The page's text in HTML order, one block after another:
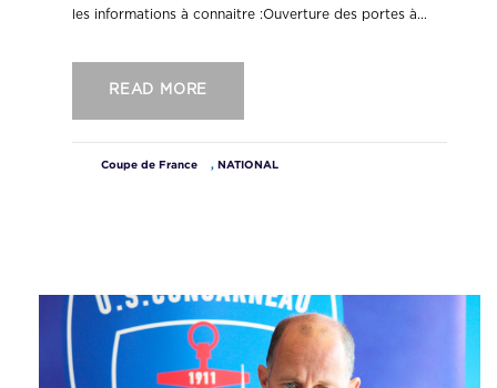
les informations à connaitre :Ouverture des portes à...
READ MORE
Coupe de France , NATIONAL